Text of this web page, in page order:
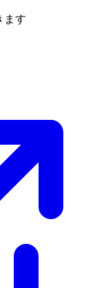
ます